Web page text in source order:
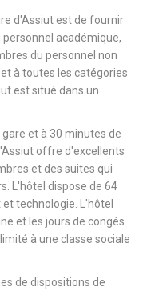
d'Assiut est de fournir
académique,
du personnel non
à toutes les catégories
est situé dans un
et à 30 minutes de
offre d'excellents
et des suites qui
L'hôtel dispose de 64
technologie. L'hôtel
et les jours de congés.
à une classe sociale
de dispositions de